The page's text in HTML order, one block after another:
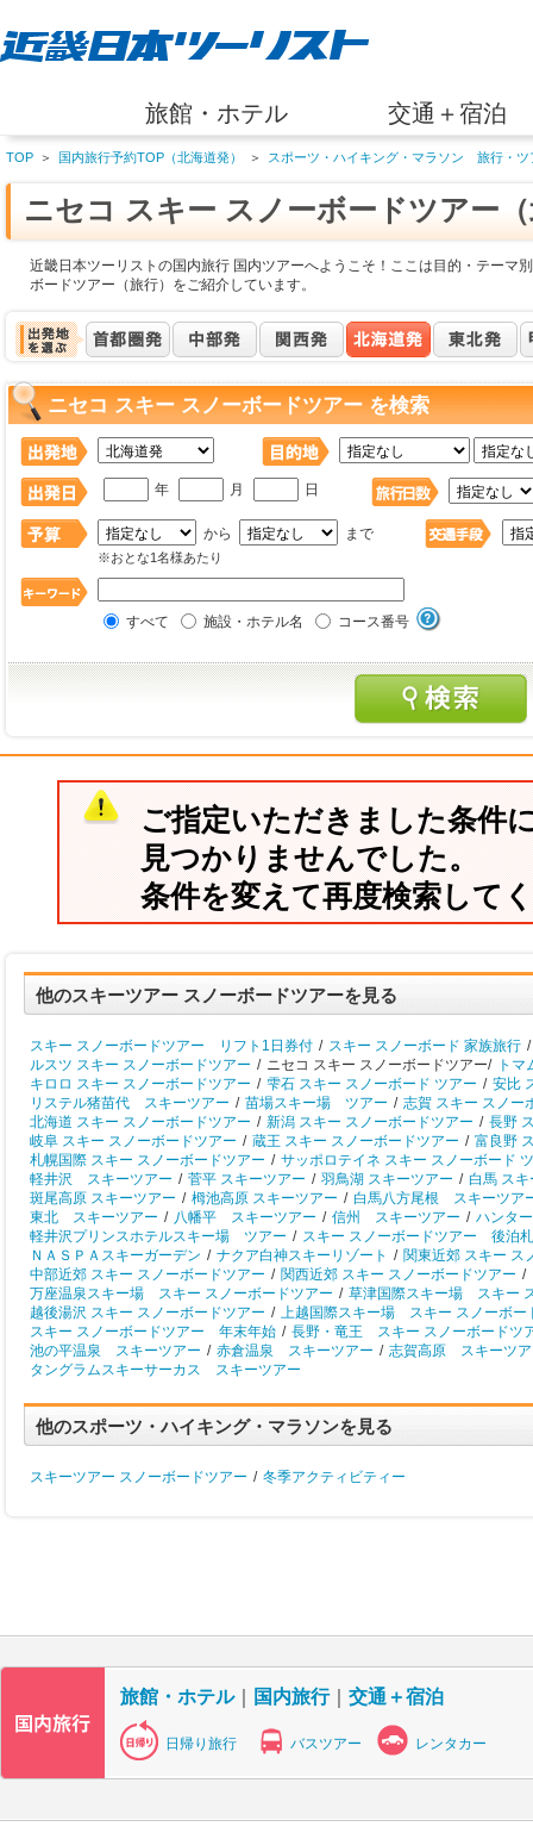
旅館・ホテル 交通＋宿泊
TOP ＞ 国内旅行予約TOP（北海道発） ＞ スポーツ・ハイキング・マラソン 旅行・ツ
ニセコ スキー スノーボードツアー
近畿日本ツーリストの国内旅行 国内ツアーへようこそ！ここは目的・テーマ
ボードツアー（旅行）をご紹介しています。
ニセコ スキー スノーボードツアー を検索
年 月 日
から まで
※おとな1名様あたり
すべて 施設・ホテル名 コース番号
ご指定いただきました条件
見つかりませんでした。
条件を変えて再度検索して
他のスキーツアー スノーボードツアーを見る
スキー スノーボードツアー リフト1日券付 / スキー スノーボード 家族旅行 /
ルスツ スキー スノーボードツアー / ニセコ スキー スノーボードツアー/
トマ
キロロ スキー スノーボードツアー / 雫石 スキー スノーボード ツアー / 安比
リステル猪苗代 スキーツアー / 苗場スキー場 ツアー / 志賀 スキー スノー
北海道 スキー スノーボードツアー / 新潟 スキー スノーボードツアー / 長野
岐阜 スキー スノーボードツアー / 蔵王 スキー スノーボードツアー / 富良野
札幌国際 スキー スノーボードツアー / サッポロテイネ スキー スノーボード
軽井沢 スキーツアー / 菅平 スキーツアー / 羽鳥湖 スキーツアー / 白馬 ス
斑尾高原 スキーツアー / 栂池高原 スキーツアー / 白馬八方尾根 スキーツア
東北 スキーツアー / 八幡平 スキーツアー / 信州 スキーツアー / ハンタ
軽井沢プリンスホテルスキー場 ツアー / スキー スノーボードツアー 後泊
ＮＡＳＰＡスキーガーデン / ナクア白神スキーリゾート / 関東近郊 スキー ス
中部近郊 スキー スノーボードツアー / 関西近郊 スキー スノーボードツアー /
万座温泉スキー場 スキー スノーボードツアー / 草津国際スキー場 スキー
越後湯沢 スキー スノーボードツアー / 上越国際スキー場 スキー スノーボー
スキー スノーボードツアー 年末年始 / 長野・竜王 スキー スノーボードツ
池の平温泉 スキーツアー / 赤倉温泉 スキーツアー / 志賀高原 スキーツ
タングラムスキーサーカス スキーツアー
他のスポーツ・ハイキング・マラソンを見る
スキーツアー スノーボードツアー / 冬季アクティビティー
旅館・ホテル｜ 国内旅行｜ 交通＋宿泊
日帰り旅行 バスツアー レンタカー